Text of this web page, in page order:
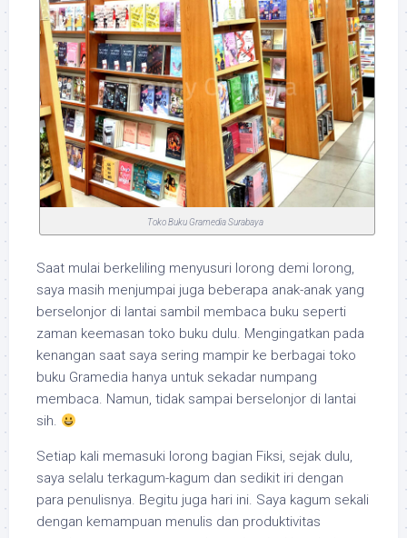
Toko Buku Gramedia Surabaya
Saat mulai berkeliling menyusuri lorong demi lorong,
saya masih menjumpai juga beberapa anak-anak yang
berselonjor di lantai sambil membaca buku seperti
zaman keemasan toko buku dulu. Mengingatkan pada
kenangan saat saya sering mampir ke berbagai toko
buku Gramedia hanya untuk sekadar numpang
membaca. Namun, tidak sampai berselonjor di lantai
sih.
Setiap kali memasuki lorong bagian Fiksi, sejak dulu,
saya selalu terkagum-kagum dan sedikit iri dengan
para penulisnya. Begitu juga hari ini. Saya kagum sekali
dengan kemampuan menulis dan produktivitas